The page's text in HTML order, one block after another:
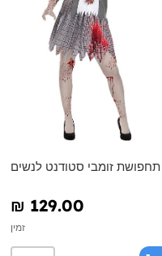
תחפושת זומבי סטודנט לנשים
₪‎ 129.00
זמין